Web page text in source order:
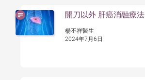
開刀以外 肝癌消融療法
楊丕祥醫生
2024年7月6日